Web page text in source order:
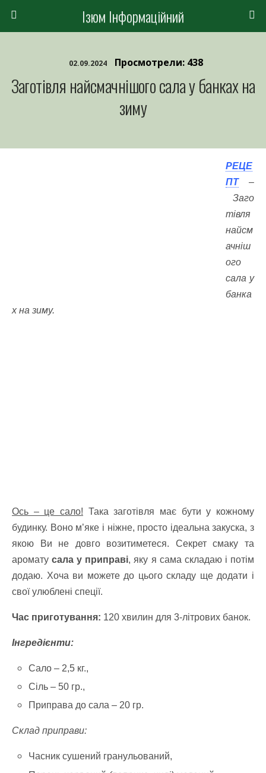
Ізюм Інформаційний
02.09.2024 Просмотрели: 438
Заготівля найсмачнішого сала у банках на
зиму
РЕЦЕ
ПТ–
Заго
тівля
найсм
ачніш
ого
сала у
банка
х на зиму.
Ось – це сало! Така заготівля має бути у кожному
будинку. Воно м’яке і ніжне, просто ідеальна закуска, з
якою Ви не довго возитиметеся. Секрет смаку та
ароматусала у приправі, яку я сама складаю і потім
додаю. Хоча ви можете до цього складу ще додати і
свої улюблені спеції.
Час приготування: 120 хвилин для 3-літрових банок.
Інгредієнти:
Сало – 2,5 кг.,
Сіль – 50 гр.,
Приправа до сала – 20 гр.
Склад приправи:
Часник сушений гранульований,